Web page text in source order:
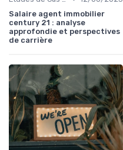
Salaire agent immobilier
century 21 : analyse
approfondie et perspectives
de carrière